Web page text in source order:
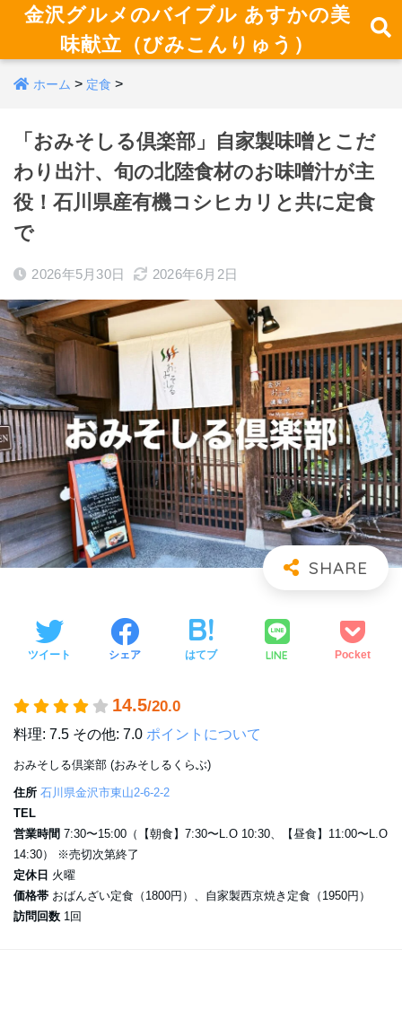
金沢グルメのバイブル あすかの美
味献立（びみこんりゅう）
ホーム > 定食 >
「おみそしる倶楽部」自家製味噌とこだ
わり出汁、旬の北陸食材のお味噌汁が主
役！石川県産有機コシヒカリと共に定食
で
2026年5月30日 2026年6月2日
ツイート シェア はてブ LINE Pocket
14.5/20.0
料理: 7.5 その他: 7.0 ポイントについて
おみそしる倶楽部 (おみそしるくらぶ)
住所 石川県金沢市東山2-6-2-2
TEL
営業時間 7:30〜15:00（【朝食】7:30〜L.O 10:30、【昼食】11:00〜L.O
14:30） ※売切次第終了
定休日 火曜
価格帯 おばんざい定食（1800円）、自家製西京焼き定食（1950円）
訪問回数 1回